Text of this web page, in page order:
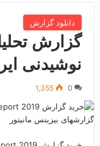
دانلود گزارش
گزارش
نوشیدنی
0
1,355